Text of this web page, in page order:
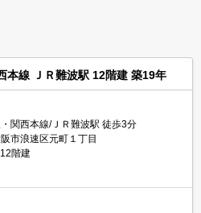
本線 ＪＲ難波駅 12階建 築19年
関西本線/ＪＲ難波駅 徒歩3分
市浪速区元町１丁目
12階建